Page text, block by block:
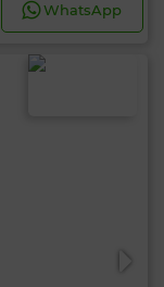
WhatsApp